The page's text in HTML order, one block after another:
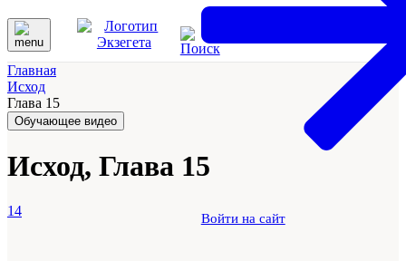
Войти на сайт
Главная
Исход
Глава 15
Обучающее видео
Исход, Глава 15
14